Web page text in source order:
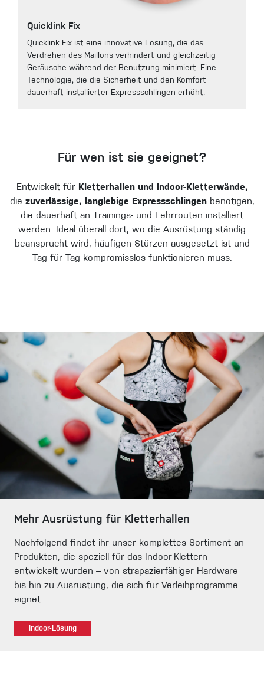
Quicklink Fix
Quicklink Fix ist eine innovative Lösung, die das
Verdrehen des Maillons verhindert und gleichzeitig
Geräusche während der Benutzung minimiert. Eine
Technologie, die die Sicherheit und den Komfort
dauerhaft installierter Expressschlingen erhöht.
Für wen ist sie geeignet?
Entwickelt für Kletterhallen und Indoor-Kletterwände,
die zuverlässige, langlebige Expressschlingenbenötigen,
die dauerhaft an Trainings- und Lehrrouten installiert
werden. Ideal überall dort, wo die Ausrüstung ständig
beansprucht wird, häufigen Stürzen ausgesetzt ist und
Tag für Tag kompromisslos funktionieren muss.
Mehr Ausrüstung für Kletterhallen
Nachfolgend findet ihr unser komplettes Sortiment an
Produkten, die speziell für das Indoor-Klettern
entwickelt wurden – von strapazierfähiger Hardware
bis hin zu Ausrüstung, die sich für Verleihprogramme
eignet.
Indoor-Lösung